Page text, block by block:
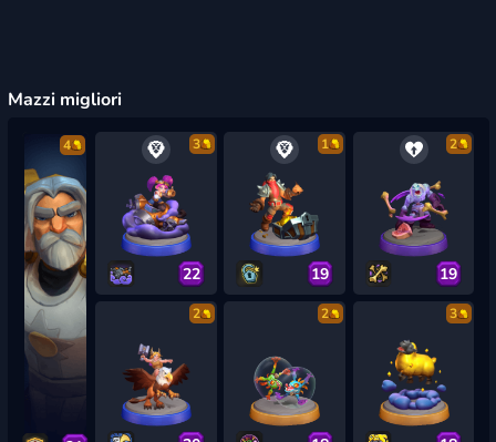
Mazzi migliori
4 3
22
1
19
2
19
2 2 3